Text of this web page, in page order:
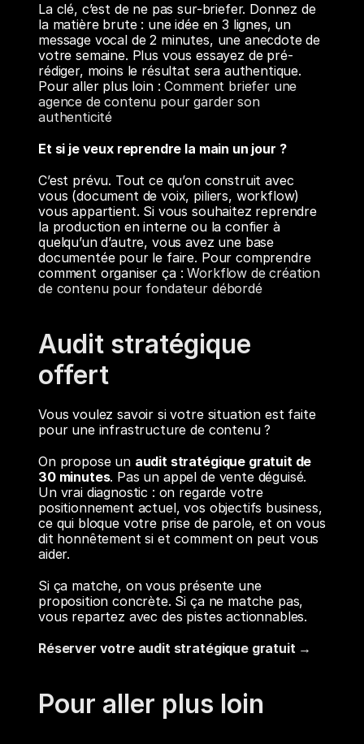
La clé, c’est de ne pas sur-briefer. Donnez de
la matière brute : une idée en 3 lignes, un
message vocal de 2 minutes, une anecdote de
votre semaine. Plus vous essayez de pré-
rédiger, moins le résultat sera authentique.
Pour aller plus loin : Comment briefer une
agence de contenu pour garder son
authenticité
Et si je veux reprendre la main un jour ?
C’est prévu. Tout ce qu’on construit avec
vous (document de voix, piliers, workflow)
vous appartient. Si vous souhaitez reprendre
la production en interne ou la confier à
quelqu’un d’autre, vous avez une base
documentée pour le faire. Pour comprendre
comment organiser ça : Workflow de création
de contenu pour fondateur débordé
Audit stratégique
offert
Vous voulez savoir si votre situation est faite
pour une infrastructure de contenu ?
On propose un audit stratégique gratuit de
30 minutes. Pas un appel de vente déguisé.
Un vrai diagnostic : on regarde votre
positionnement actuel, vos objectifs business,
ce qui bloque votre prise de parole, et on vous
dit honnêtement si et comment on peut vous
aider.
Si ça matche, on vous présente une
proposition concrète. Si ça ne matche pas,
vous repartez avec des pistes actionnables.
Réserver votre audit stratégique gratuit →
Pour aller plus loin